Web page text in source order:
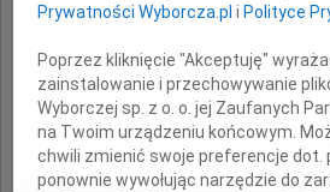
wyrazy
Prywatności Wyborcza.pl i Polityce
Poprzez kliknięcie "Akceptuję"
zainstalowanie i przechowywanie
Wyborczej sp. z o. o. jej Zaufanych
na Twoim urządzeniu końcowym.
chwili zmienić swoje preferencje dot.
ponownie wywołując narzędzie do